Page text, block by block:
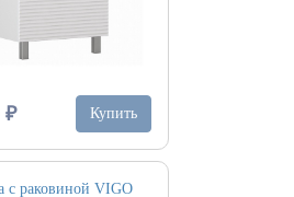
₽ Купить
с раковиной VIGO